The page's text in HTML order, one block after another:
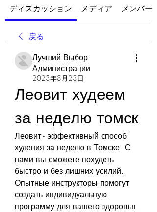
ディスカッション メディア メンバー
戻る
Лучший Выбор
Администрации
2023年8月23日
Леовит худеем
за неделю томск
Леовит - эффективный способ
худения за неделю в Томске. С
нами вы сможете похудеть
быстро и без лишних усилий.
Опытные инструкторы помогут
создать индивидуальную
программу для вашего здоровья.